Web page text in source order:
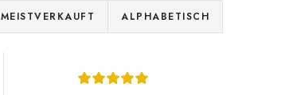
MEISTVERKAUFT ALPHABETISCH